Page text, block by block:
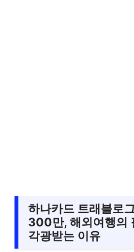
하나카드 트래블로
300만, 해외여행의
각광받는 이유